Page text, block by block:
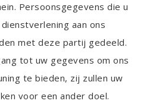
Persoonsgegevens die u
aan ons
met deze partij gedeeld.
tot uw gegevens om ons
te bieden, zij zullen uw
voor een ander doel.